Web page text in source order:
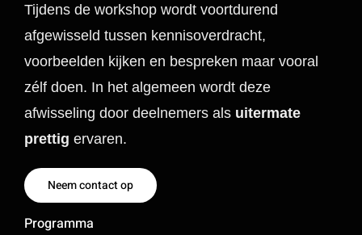
Tijdens de workshop wordt voortdurend
afgewisseld tussen kennisoverdracht,
voorbeelden kijken en bespreken maar vooral
zélf doen. In het algemeen wordt deze
afwisseling door deelnemers als uitermate
prettig ervaren.
Neem contact op
Programma